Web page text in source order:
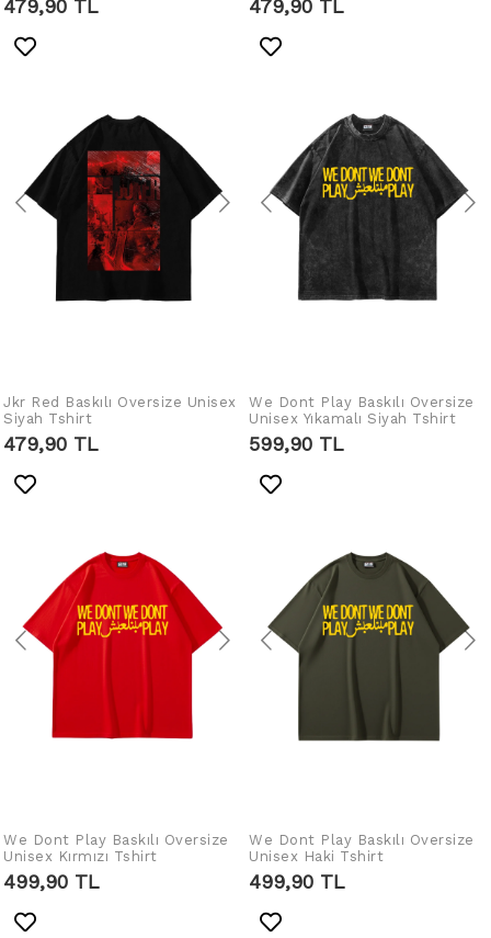
479,90 TL 479,90 TL
IN DEN WARENKORB
Jkr Red Baskılı Oversize Unisex
Siyah Tshirt
479,90 TL
IN DEN WARENKORB
LEGEN
We Dont Play Baskılı Oversize
Unisex Yıkamalı Siyah Tshirt
599,90 TL
IN DEN WARENKORB
LEGEN
We Dont Play Baskılı Oversize
Unisex Kırmızı Tshirt
499,90 TL
IN DEN WARENKORB
LEGEN
We Dont Play Baskılı Oversize
Unisex Haki Tshirt
499,90 TL